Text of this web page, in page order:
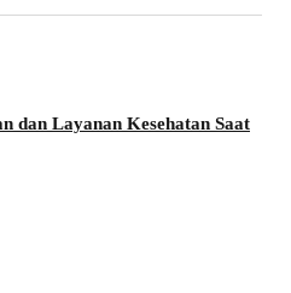
dan Layanan Kesehatan Saat